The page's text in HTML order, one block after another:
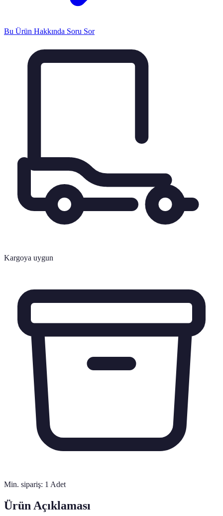
Bu Ürün Hakkında Soru Sor
Kargoya uygun
Min. sipariş: 1 Adet
Ürün Açıklaması